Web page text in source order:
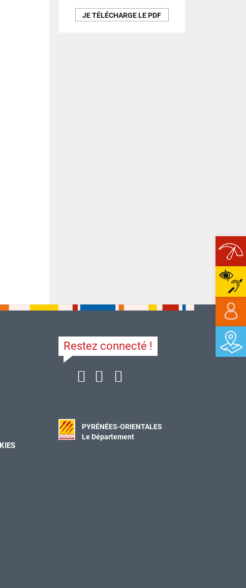
JE TÉLÉCHARGE LE PDF
Restez connecté !
PYRÉNÉES-ORIENTALES
Le Département